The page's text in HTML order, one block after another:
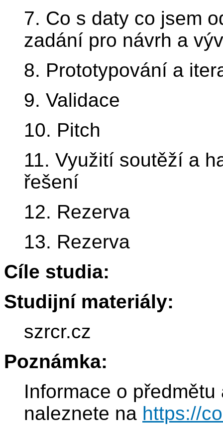
7. Co s daty co jsem
zadání pro návrh a
8. Prototypování a
9. Validace
10. Pitch
11. Využití soutěží a
řešení
12. Rezerva
13. Rezerva
Cíle studia:
Studijní materiály:
szrcr.cz
Poznámka:
Informace o
naleznete na https://